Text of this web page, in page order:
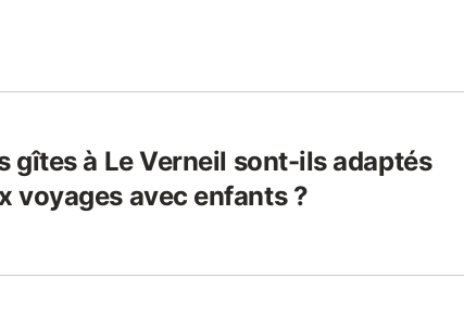
gîtes à Le Verneil sont-ils adaptés
voyages avec enfants ?